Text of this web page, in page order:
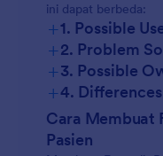
ini dapat berbeda:
+1. Possible
+2. Problem
+3. Possible
+4.
Formulir
Cara Membuat
Pasien